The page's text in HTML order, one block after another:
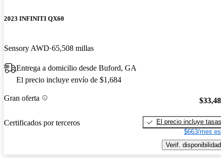
2023 INFINITI QX60
Sensory AWD 65,508 millas
Entrega a domicilio desde Buford, GA
El precio incluye envío de $1,684
Gran oferta
Certificados por terceros
El precio incluye tasas
$663/mes
Verif. disponibilidad